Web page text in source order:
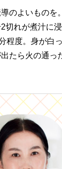
のよいものを
切れが煮汁に
程度。身が白
たら火の通っ